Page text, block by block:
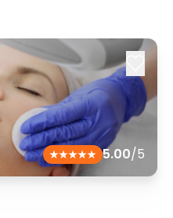
5.00/5